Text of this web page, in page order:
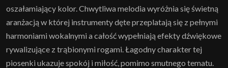
oszałamiający kolor. Chwytliwa melodia wyróżnia się świetną
aranżacją w której instrumenty dęte przeplatają się z pełnymi
harmoniami wokalnymi a całość wypełniają efekty dźwiękowe
rywalizujące z trąbionymi rogami. Łagodny charakter tej
piosenki ukazuje spokój i miłość, pomimo smutnego tematu.